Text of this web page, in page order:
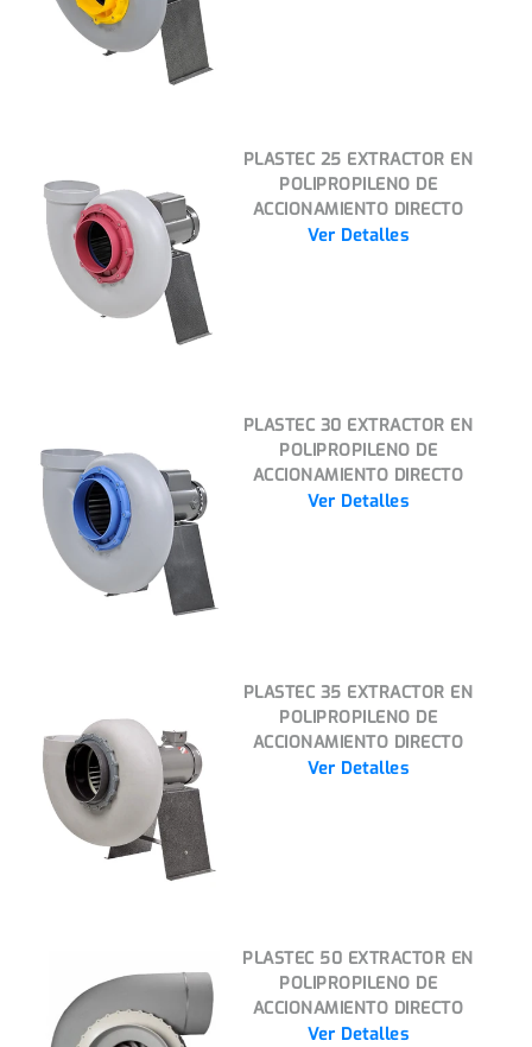
PLASTEC 25 EXTRACTOR EN
POLIPROPILENO DE
ACCIONAMIENTO DIRECTO
Ver Detalles
PLASTEC 30 EXTRACTOR EN
POLIPROPILENO DE
ACCIONAMIENTO DIRECTO
Ver Detalles
PLASTEC 35 EXTRACTOR EN
POLIPROPILENO DE
ACCIONAMIENTO DIRECTO
Ver Detalles
PLASTEC 50 EXTRACTOR EN
POLIPROPILENO DE
ACCIONAMIENTO DIRECTO
Ver Detalles